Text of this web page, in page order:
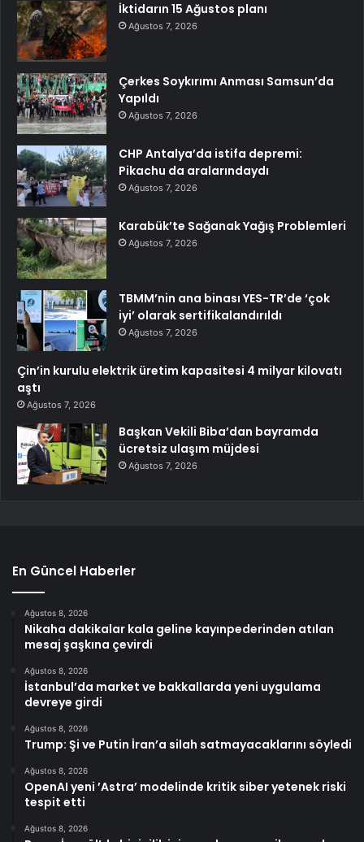
İktidarın 15 Ağustos planı
Ağustos 7, 2026
Çerkes Soykırımı Anması Samsun’da
Yapıldı
Ağustos 7, 2026
CHP Antalya’da istifa depremi:
Pikachu da aralarındaydı
Ağustos 7, 2026
Karabük’te Sağanak Yağış Problemleri
Ağustos 7, 2026
TBMM’nin ana binası YES-TR’de ‘çok
iyi’ olarak sertifikalandırıldı
Ağustos 7, 2026
Çin’in kurulu elektrik üretim kapasitesi 4 milyar kilovatı
aştı
Ağustos 7, 2026
Başkan Vekili Biba’dan bayramda
ücretsiz ulaşım müjdesi
Ağustos 7, 2026
En Güncel Haberler
Ağustos 8, 2026
Nikaha dakikalar kala geline kayınpederinden atılan
mesaj şaşkına çevirdi
Ağustos 8, 2026
İstanbul’da market ve bakkallarda yeni uygulama
devreye girdi
Ağustos 8, 2026
Trump: Şi ve Putin İran’a silah satmayacaklarını söyledi
Ağustos 8, 2026
OpenAI yeni ’Astra’ modelinde kritik siber yetenek riski
tespit etti
Ağustos 8, 2026